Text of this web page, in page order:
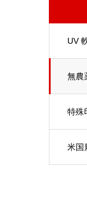
UV
刷）
無農
特殊
米国